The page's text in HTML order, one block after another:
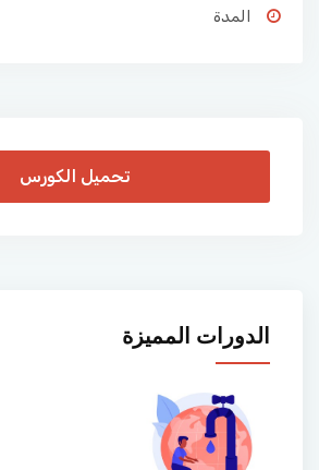
المدة
تحميل الكورس
الدورات المميزة